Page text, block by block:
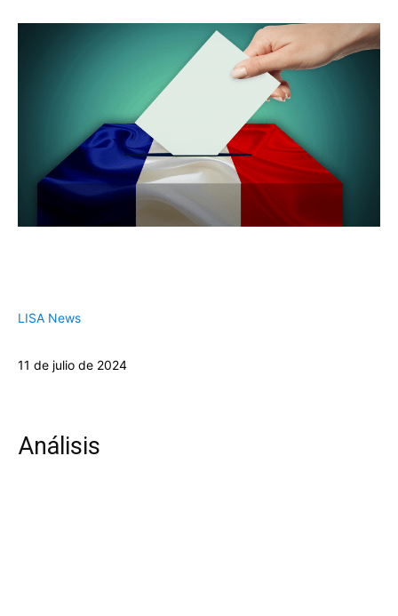
LISA News
11 de julio de 2024
Análisis